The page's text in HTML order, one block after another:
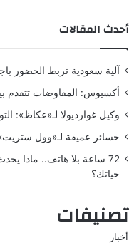
أحدث المقالات
آلية سعودية تربط الحضور
أكسيوس: المفاوضات تتقدم
وكيل غوارديولا لـ«عكاظ»:
خسائر عميقة لـ«وول ستريت»..
72 ساعة بلا هاتف.. ماذا
حياتك؟
تصنيفات
أخبار